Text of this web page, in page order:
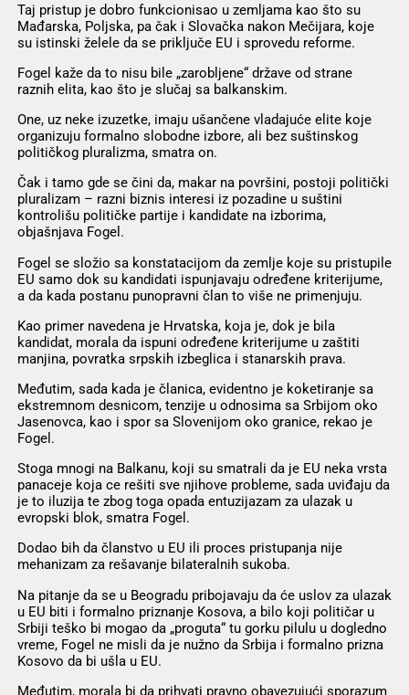
Taj pristup je dobro funkcionisao u zemljama kao što su
Mađarska, Poljska, pa čak i Slovačka nakon Mečijara, koje
su istinski želele da se priključe EU i sprovedu reforme.
Fogel kaže da to nisu bile „zarobljene“ države od strane
raznih elita, kao što je slučaj sa balkanskim.
One, uz neke izuzetke, imaju ušančene vladajuće elite koje
organizuju formalno slobodne izbore, ali bez suštinskog
političkog pluralizma, smatra on.
Čak i tamo gde se čini da, makar na površini, postoji politički
pluralizam – razni biznis interesi iz pozadine u suštini
kontrolišu političke partije i kandidate na izborima,
objašnjava Fogel.
Fogel se složio sa konstatacijom da zemlje koje su pristupile
EU samo dok su kandidati ispunjavaju određene kriterijume,
a da kada postanu punopravni član to više ne primenjuju.
Kao primer navedena je Hrvatska, koja je, dok je bila
kandidat, morala da ispuni određene kriterijume u zaštiti
manjina, povratka srpskih izbeglica i stanarskih prava.
Međutim, sada kada je članica, evidentno je koketiranje sa
ekstremnom desnicom, tenzije u odnosima sa Srbijom oko
Jasenovca, kao i spor sa Slovenijom oko granice, rekao je
Fogel.
Stoga mnogi na Balkanu, koji su smatrali da je EU neka vrsta
panaceje koja ce rešiti sve njihove probleme, sada uviđaju da
je to iluzija te zbog toga opada entuzijazam za ulazak u
evropski blok, smatra Fogel.
Dodao bih da članstvo u EU ili proces pristupanja nije
mehanizam za rešavanje bilateralnih sukoba.
Na pitanje da se u Beogradu pribojavaju da će uslov za ulazak
u EU biti i formalno priznanje Kosova, a bilo koji političar u
Srbiji teško bi mogao da „proguta“ tu gorku pilulu u dogledno
vreme, Fogel ne misli da je nužno da Srbija i formalno prizna
Kosovo da bi ušla u EU.
Međutim, morala bi da prihvati pravno obavezujući sporazum